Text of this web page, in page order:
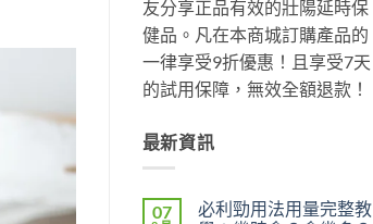
友分享正品有效的壯陽延時保
健品。凡在本商城訂購產品的
一律享受9折優惠！且享受7天
的試用保障，無效全額退款！
最新資訊
07
必利勁用法用量完整教